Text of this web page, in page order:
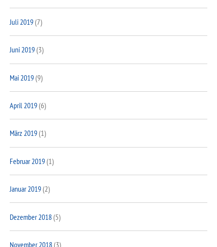
Juli 2019(7)
Juni 2019(3)
Mai 2019(9)
April 2019(6)
März 2019(1)
Februar 2019(1)
Januar 2019(2)
Dezember 2018(5)
November 2018(3)